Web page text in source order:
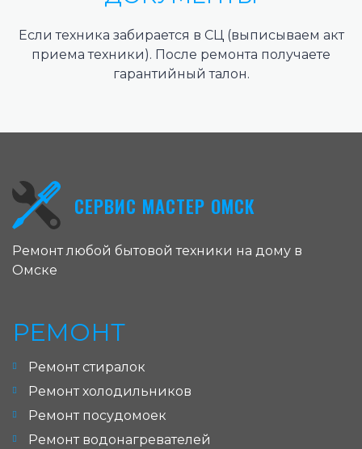
Если техника забирается в СЦ (выписываем акт
приема техники). После ремонта получаете
гарантийный талон.
СЕРВИС МАСТЕР ОМСК
Ремонт любой бытовой техники на дому в
Омске
РЕМОНТ
Ремонт стиралок
Ремонт холодильников
Ремонт посудомоек
Ремонт водонагревателей